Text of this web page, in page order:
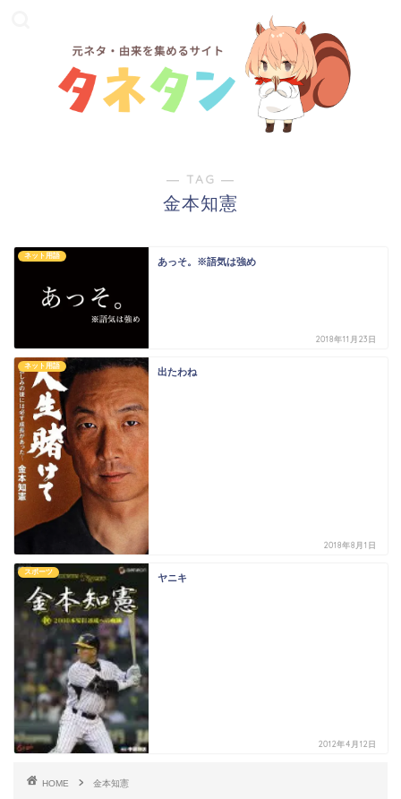
― TAG ―
金本知憲
ネット用語
あっそ。※語気は強め
2018年11月23日
ネット用語
出たわね
2018年8月1日
スポーツ
ヤニキ
2012年4月12日
HOME 金本知憲